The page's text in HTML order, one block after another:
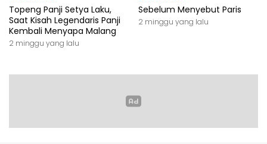
Topeng Panji Setya Laku,
Saat Kisah Legendaris Panji
Kembali Menyapa Malang
2 minggu yang lalu
Sebelum Menyebut Paris
2 minggu yang lalu